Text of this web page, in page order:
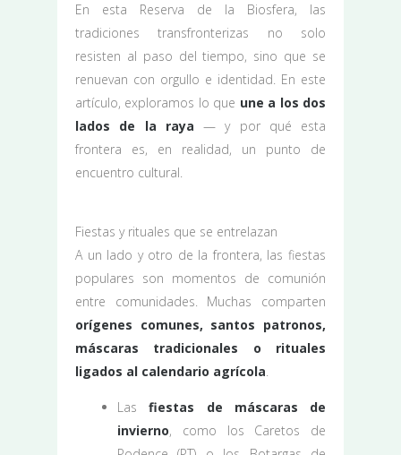
En esta Reserva de la Biosfera, las
tradiciones transfronterizas no solo
resisten al paso del tiempo, sino que se
renuevan con orgullo e identidad. En este
artículo, exploramos lo que une a los dos
lados de la raya — y por qué esta
frontera es, en realidad, un punto de
encuentro cultural.
Fiestas y rituales que se entrelazan
A un lado y otro de la frontera, las fiestas
populares son momentos de comunión
entre comunidades. Muchas comparten
orígenes comunes, santos patronos,
máscaras tradicionales o rituales
ligados al calendario agrícola.
Lasfiestas de máscaras de
invierno, como los Caretos de